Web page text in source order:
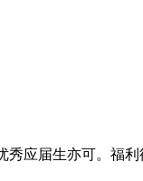
应届生亦可。福利